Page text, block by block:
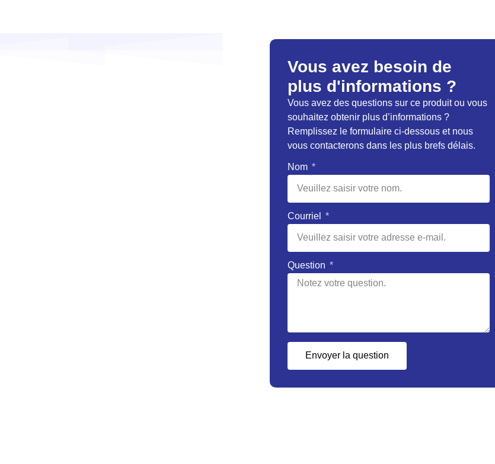
Vous avez besoin de
plus d'informations ?
Vous avez des questions sur ce produit ou vous
souhaitez obtenir plus d’informations ?
Remplissez le formulaire ci-dessous et nous
vous contacterons dans les plus brefs délais.
Nom
Courriel
Question
Envoyer la question